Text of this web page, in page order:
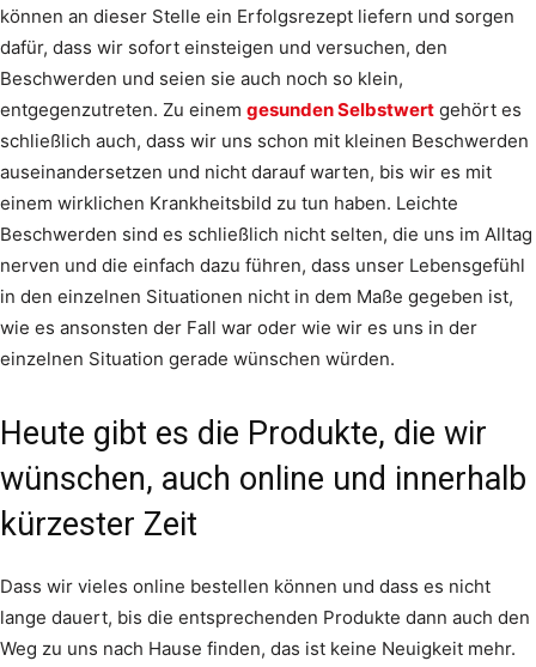
können an dieser Stelle ein Erfolgsrezept liefern und sorgen
dafür, dass wir sofort einsteigen und versuchen, den
Beschwerden und seien sie auch noch so klein,
entgegenzutreten. Zu einem gesunden Selbstwert gehört es
schließlich auch, dass wir uns schon mit kleinen Beschwerden
auseinandersetzen und nicht darauf warten, bis wir es mit
einem wirklichen Krankheitsbild zu tun haben. Leichte
Beschwerden sind es schließlich nicht selten, die uns im Alltag
nerven und die einfach dazu führen, dass unser Lebensgefühl
in den einzelnen Situationen nicht in dem Maße gegeben ist,
wie es ansonsten der Fall war oder wie wir es uns in der
einzelnen Situation gerade wünschen würden.
Heute gibt es die Produkte, die wir
wünschen, auch online und innerhalb
kürzester Zeit
Dass wir vieles online bestellen können und dass es nicht
lange dauert, bis die entsprechenden Produkte dann auch den
Weg zu uns nach Hause finden, das ist keine Neuigkeit mehr.